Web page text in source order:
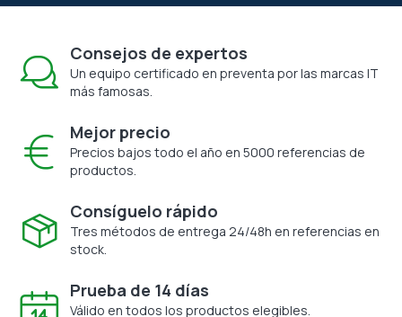
Consejos de expertos
Un equipo certificado en preventa por las marcas IT
más famosas.
Mejor precio
Precios bajos todo el año en 5000 referencias de
productos.
Consíguelo rápido
Tres métodos de entrega 24/48h en referencias en
stock.
Prueba de 14 días
Válido en todos los productos elegibles.